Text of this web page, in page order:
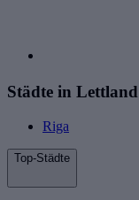
Städte in Lettland
Riga
Top-Städte